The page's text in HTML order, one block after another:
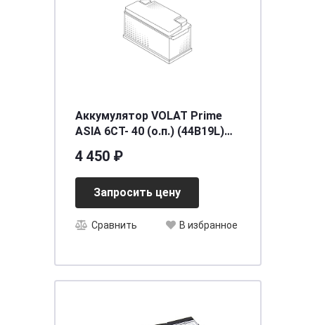
Аккумулятор VOLAT Prime
ASIA 6СТ- 40 (о.п.) (44B19L)
[д187ш127в225/300EN] [B19],
шт
4 450 ₽
Запросить цену
Сравнить В избранное